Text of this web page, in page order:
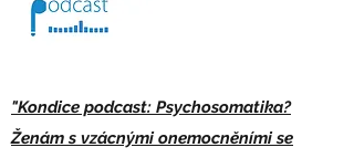
"Kondice podcast: Psychosomatika?
Ženám s vzácnými onemocněními se